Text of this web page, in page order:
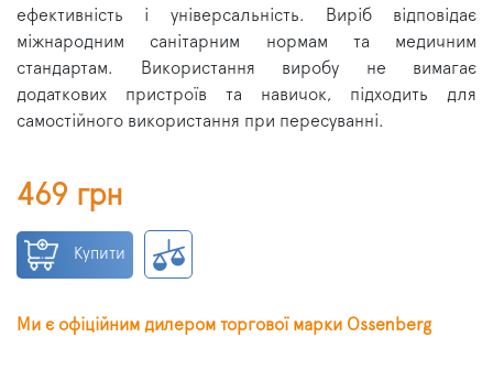
ефективність і універсальність.
Виріб відповідає
міжнародним санітарним нормам та медичним
стандартам. Використання виробу не вимагає
додаткових пристроїв та навичок, підходить для
самостійного використання при пересуванні.
469 грн
Купити
Ми є офіційним дилером торгової марки Ossenberg